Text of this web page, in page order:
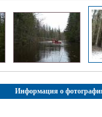
Информация о